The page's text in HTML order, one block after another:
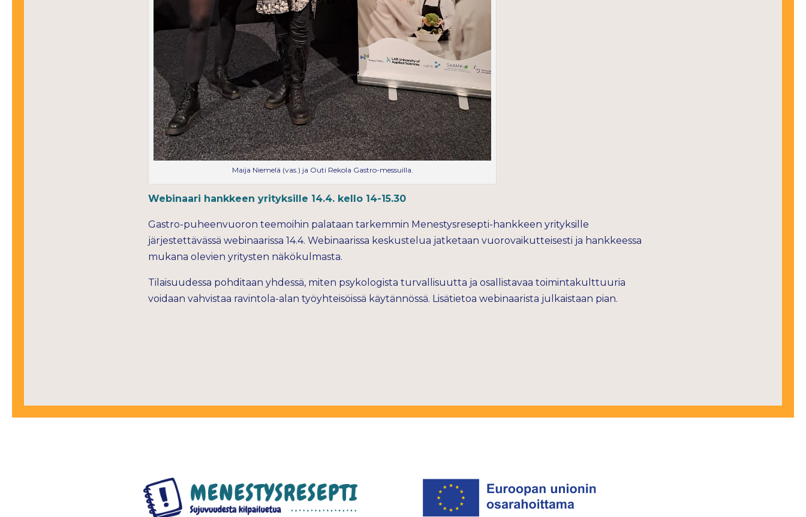
Maija Niemelä (vas.) ja Outi Rekola Gastro-messuilla.
Webinaari hankkeen yrityksille 14.4. kello 14-15.30
Gastro-puheenvuoron teemoihin palataan tarkemmin Menestysresepti-hankkeen yrityksille
järjestettävässä webinaarissa 14.4. Webinaarissa keskustelua jatketaan vuorovaikutteisesti ja hankkeessa
mukana olevien yritysten näkökulmasta.
Tilaisuudessa pohditaan yhdessä, miten psykologista turvallisuutta ja osallistavaa toimintakulttuuria
voidaan vahvistaa ravintola-alan työyhteisöissä käytännössä. Lisätietoa webinaarista julkaistaan pian.